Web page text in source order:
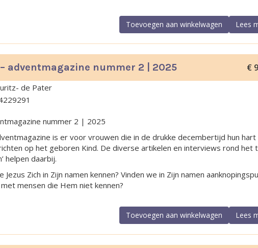
Lees
Toevoegen aan winkelwagen
adventmagazine nummer 2 | 2025 €
de Pater
nummer 2 | 2025
is er voor vrouwen die in de drukke decembertijd hun hart
op het geboren Kind. De diverse artikelen en interviews rond het
helpen daarbij.
Zich in Zijn namen kennen? Vinden we in Zijn namen
mensen die Hem niet kennen?
Lees
Toevoegen aan winkelwagen